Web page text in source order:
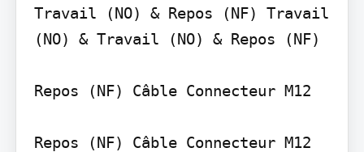
Travail (NO) & Repos (NF) Travail
(NO) & Travail (NO) & Repos (NF)
Repos (NF) Câble Connecteur M12
Repos (NF) Câble Connecteur M12